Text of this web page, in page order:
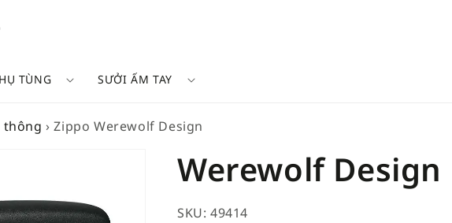
TÙNG SƯỞI ẤM TAY
thông ›Zippo Werewolf Design
Werewolf Design
SKU: 49414